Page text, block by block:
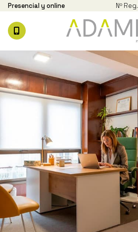
Presencial y online Nº Reg.